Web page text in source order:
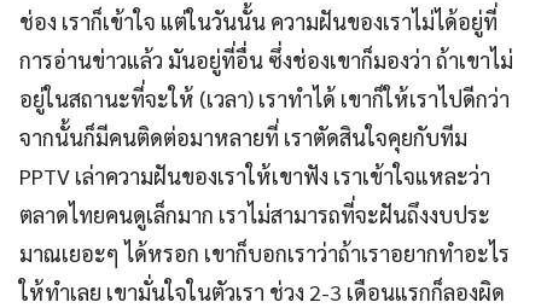
ช่อง เราก็เข้าใจ แต่ในวันนั้น ความฝันของเราไม่ได้อยู่ที่
การอ่านข่าวแล้ว มันอยู่ที่อื่น ซึ่งช่องเขาก็มองว่า ถ้าเขาไม่
อยู่ในสถานะที่จะให้ (เวลา) เราทำได้ เขาก็ให้เราไปดีกว่า
จากนั้นก็มีคนติดต่อมาหลายที่ เราตัดสินใจคุยกับทีม
PPTV เล่าความฝันของเราให้เขาฟัง เราเข้าใจแหละว่า
ตลาดไทยคนดูเล็กมาก เราไม่สามารถที่จะฝันถึงงบประ
มาณเยอะๆ ได้หรอก เขาก็บอกเราว่าถ้าเราอยากทำอะไร
ให้ทำเลย เขามั่นใจในตัวเรา ช่วง 2-3 เดือนแรกก็ลองผิด